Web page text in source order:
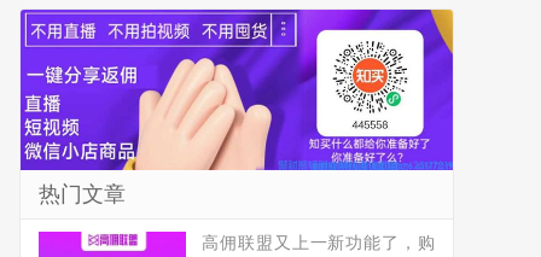
热门文章
高佣联盟又上一新功能了，购